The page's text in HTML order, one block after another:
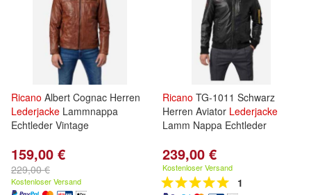
Ricano Albert Cognac Herren
Lederjacke Lammnappa
Echtleder Vintage
159,00 €
229,00 €
Kostenloser Versand
Ricano TG-1011 Schwarz
Herren Aviator Lederjacke
Lamm Nappa Echtleder
239,00 €
Kostenloser Versand
1